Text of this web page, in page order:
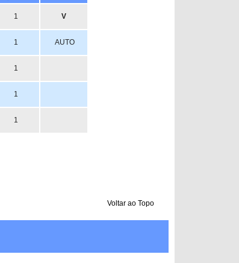
1 V
1 AUTO
1
1
1
Voltar ao Topo